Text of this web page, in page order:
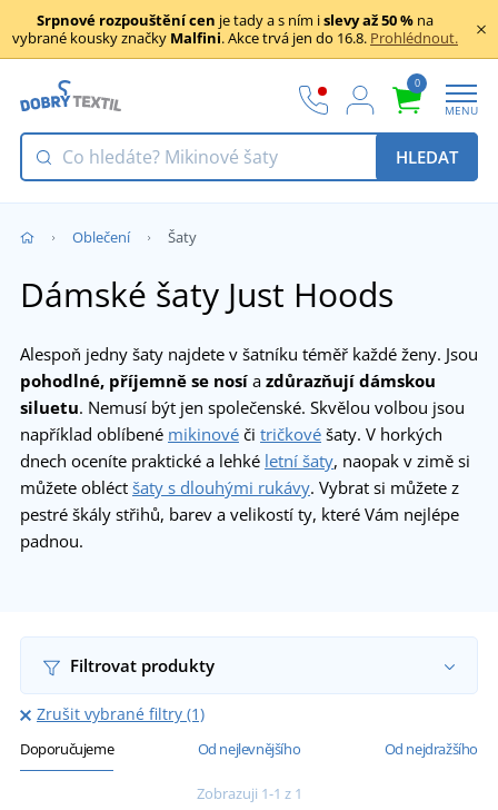
Srpnové rozpouštění cen je tady a s ním islevy až 50 % na
vybrané kousky značky Malfini. Akce trvá jen do 16.8. Prohlédnout.
0
MENU
HLEDAT
Oblečení Šaty
Dámské šaty Just Hoods
Alespoň jedny šaty najdete v šatníku téměř každé ženy. Jsou
pohodlné, příjemně se nosí a zdůrazňují dámskou
siluetu. Nemusí být jen společenské. Skvělou volbou jsou
například oblíbené mikinové či tričkové šaty. V horkých
dnech oceníte praktické a lehké letní šaty, naopak v zimě si
můžete obléct šaty s dlouhými rukávy. Vybrat si můžete z
pestré škály střihů, barev a velikostí ty, které Vám nejlépe
padnou.
Filtrovat produkty
Zrušit vybrané filtry (1)
Doporučujeme Od nejlevnějšího Od nejdražšího
Zobrazuji 1-1 z 1